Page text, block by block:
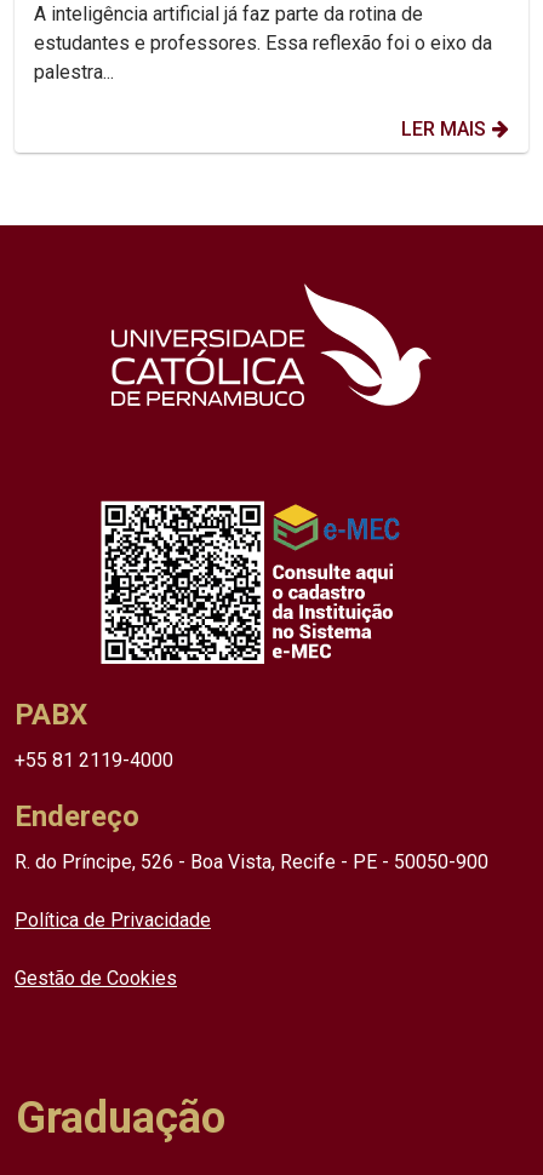
A inteligência artificial já faz parte da rotina de
estudantes e professores. Essa reflexão foi o eixo da
palestra...
LER MAIS
PABX
+55 81 2119-4000
Endereço
R. do Príncipe, 526 - Boa Vista, Recife - PE - 50050-900
Política de Privacidade
Gestão de Cookies
Graduação